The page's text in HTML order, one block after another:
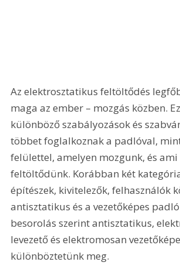
Az elektrosztatikus feltöltődés
maga az ember – mozgás közben.
különböző szabályozások és
többet foglalkoznak a padlóval,
felülettel, amelyen mozgunk, és
feltöltődünk. Korábban két
építészek, kivitelezők, felhasználók
antisztatikus és a vezetőképes
besorolás szerint antisztatikus,
levezető és elektromosan
különböztetünk meg.